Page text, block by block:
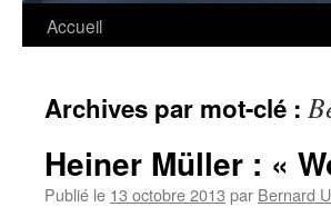
Accueil
Archives par mot-clé :
Heiner Müller : «
Publié le 13 octobre 2013 par Bernard